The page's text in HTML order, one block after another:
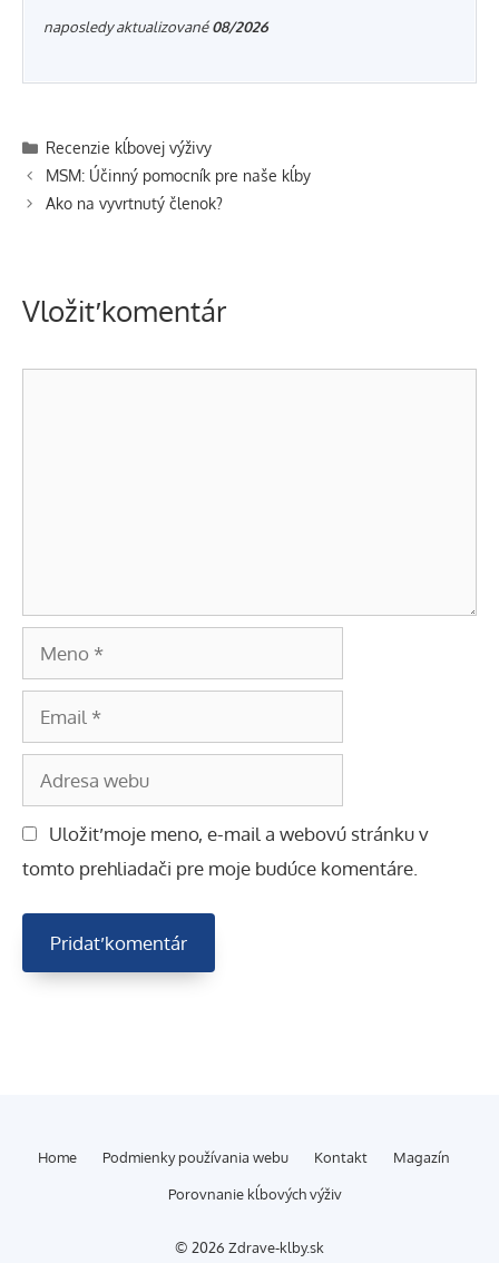
naposledy aktualizované 08/2026
Kategórie
Recenzie kĺbovej výživy
Navigácia
článkami
MSM: Účinný pomocník pre naše kĺby
Ako na vyvrtnutý členok?
Vložiť komentár
Meno
Email
Adresa
webu
Uložiť moje meno, e-mail a webovú stránku v
tomto prehliadači pre moje budúce komentáre.
Home Podmienky používania webu Kontakt Magazín
Porovnanie kĺbových výživ
© 2026 Zdrave-klby.sk